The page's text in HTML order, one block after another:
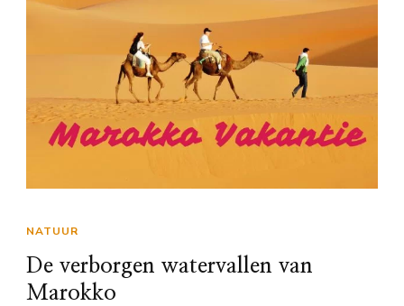
NATUUR
De verborgen watervallen van
Marokko